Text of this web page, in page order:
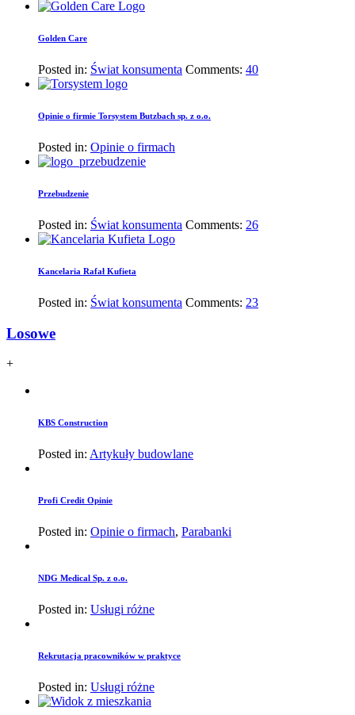
Golden Care
Posted in: Świat konsumenta Comments: 40
Opinie o firmie Torsystem Butzbach sp. z o.o.
Posted in: Opinie o firmach
Przebudzenie
Posted in: Świat konsumenta Comments: 26
Kancelaria Rafał Kufieta
Posted in: Świat konsumenta Comments: 23
Losowe
+
KBS Construction
Posted in: Artykuły budowlane
Profi Credit Opinie
Posted in: Opinie o firmach, Parabanki
NDG Medical Sp. z o.o.
Posted in: Usługi różne
Rekrutacja pracowników w praktyce
Posted in: Usługi różne